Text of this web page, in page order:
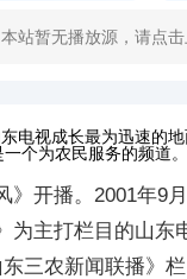
本站暂无播放源，请点
电视成长最为迅速的
个为农民服务的频道
开播。2001年9
主打栏目的山
三农新闻联播》